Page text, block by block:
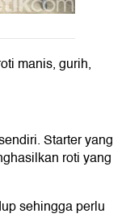
manis, gurih,
Starter yang
roti yang
sehingga perlu